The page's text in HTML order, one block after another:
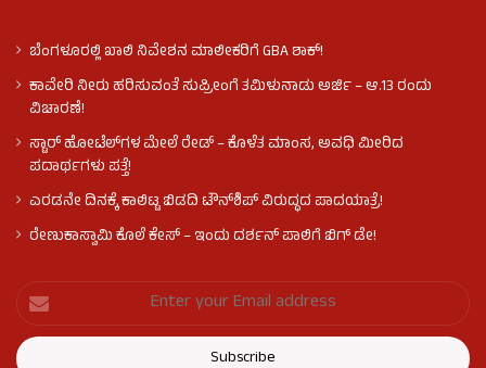
ಬೆಂಗಳೂರಲ್ಲಿ ಖಾಲಿ ನಿವೇಶನ ಮಾಲೀಕರಿಗೆ GBA ಶಾಕ್!
ಕಾವೇರಿ ನೀರು ಹರಿಸುವಂತೆ ಸುಪ್ರೀಂಗೆ ತಮಿಳುನಾಡು ಅರ್ಜಿ – ಆ.13 ರಂದು
ವಿಚಾರಣೆ!
ಸ್ಟಾರ್ ಹೋಟೆಲ್​​​ಗಳ ಮೇಲೆ ರೇಡ್ – ಕೊಳೆತ ಮಾಂಸ, ಅವಧಿ ಮೀರಿದ
ಪದಾರ್ಥಗಳು ಪತ್ತೆ!
ಎರಡನೇ ದಿನಕ್ಕೆ ಕಾಲಿಟ್ಟ ಬಿಡದಿ ಟೌನ್​ಶಿಪ್ ವಿರುದ್ಧದ ಪಾದಯಾತ್ರೆ!
ರೇಣುಕಾಸ್ವಾಮಿ ಕೊಲೆ‌ ಕೇಸ್​ – ಇಂದು ದರ್ಶನ್ ಪಾಲಿಗೆ ಬಿಗ್ ಡೇ!